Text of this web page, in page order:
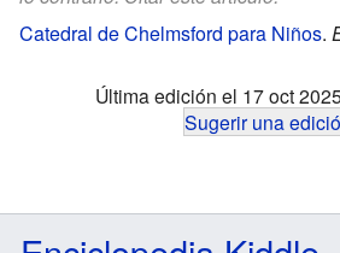
Catedral de Chelmsford para Niños.
Última edición el 17 oct
Sugerir una